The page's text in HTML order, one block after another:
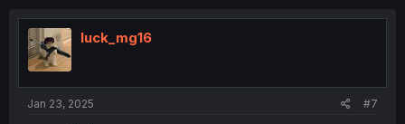
luck_mg16
Jan 23, 2025 #7